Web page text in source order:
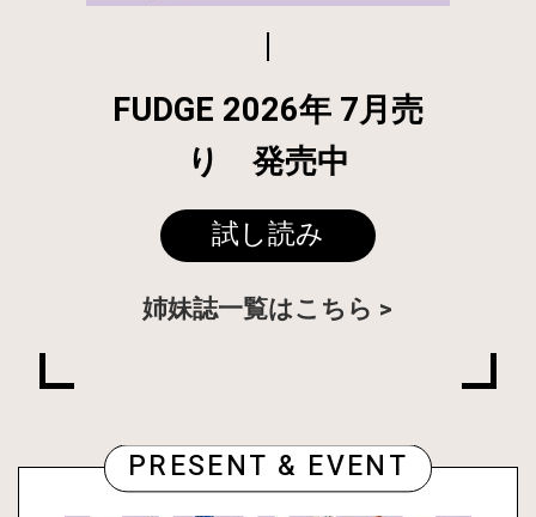
FUDGE 2026年 7月売
り 発売中
試し読み
姉妹誌一覧はこちら
PRESENT & EVENT